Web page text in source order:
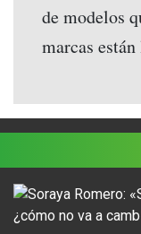
de modelos
marcas